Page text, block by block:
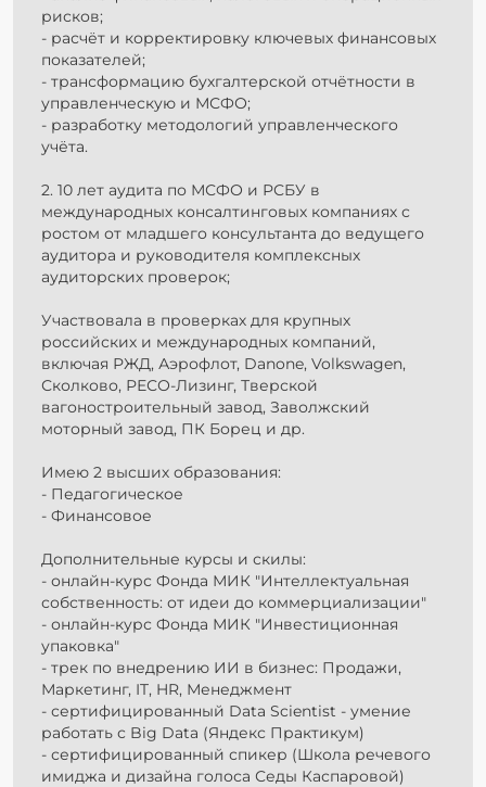
рисков;
- расчёт и корректировку ключевых финансовых
показателей;
- трансформацию бухгалтерской отчётности в
управленческую и МСФО;
- разработку методологий управленческого
учёта.
2. 10 лет аудита по МСФО и РСБУ в
международных консалтинговых компаниях с
ростом от младшего консультанта до ведущего
аудитора и руководителя комплексных
аудиторских проверок;
Участвовала в проверках для крупных
российских и международных компаний,
включая РЖД, Аэрофлот, Danone, Volkswagen,
Сколково, РЕСО-Лизинг, Тверской
вагоностроительный завод, Заволжский
моторный завод, ПК Борец и др.
Имею 2 высших образования:
- Педагогическое
- Финансовое
Дополнительные курсы и скилы:
- онлайн-курс Фонда МИК "Интеллектуальная
собственность: от идеи до коммерциализации"
- онлайн-курс Фонда МИК "Инвестиционная
упаковка"
- трек по внедрению ИИ в бизнес: Продажи,
Маркетинг, IT, HR, Менеджмент
- сертифицированный Data Scientist - умение
работать с Big Data (Яндекс Практикум)
- сертифицированный спикер (Школа речевого
имиджа и дизайна голоса Седы Каспаровой)